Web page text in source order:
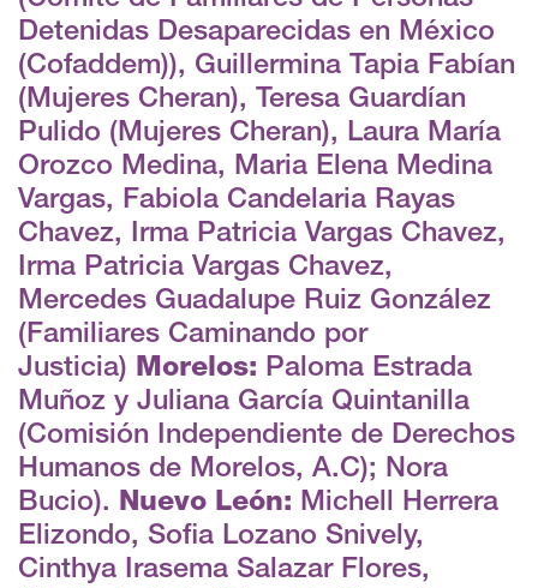
Detenidas Desaparecidas en México
(Cofaddem)), Guillermina Tapia Fabían
(Mujeres Cheran), Teresa Guardían
Pulido (Mujeres Cheran), Laura María
Orozco Medina, Maria Elena Medina
Vargas, Fabiola Candelaria Rayas
Chavez, Irma Patricia Vargas Chavez,
Irma Patricia Vargas Chavez,
Mercedes Guadalupe Ruiz González
(Familiares Caminando por
Justicia) Morelos: Paloma Estrada
Muñoz y Juliana García Quintanilla
(Comisión Independiente de Derechos
Humanos de Morelos, A.C); Nora
Bucio). Nuevo León: Michell Herrera
Elizondo, Sofia Lozano Snively,
Cinthya Irasema Salazar Flores,